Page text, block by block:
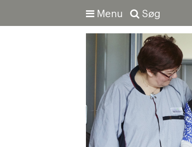
Menu Søg
Avanceret søgning